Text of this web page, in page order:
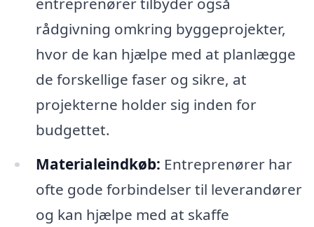
rådgivning omkring byggeprojekter,
hvor de kan hjælpe med at planlægge
de forskellige faser og sikre, at
projekterne holder sig inden for
budgettet.
Materialeindkøb: Entreprenører har
ofte gode forbindelser til leverandører
og kan hjælpe med at skaffe